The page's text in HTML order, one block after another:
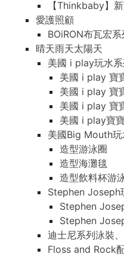
【Thinkbaby】
愛護照顧
BOiRON布瓦宏
晴天雨天太陽天
美國 i play玩水
美國 i play 寶
美國 i play 寶
美國 i play 寶
美國 i play寶
美國Big Mouth玩
造型游泳圈
造型海灘毯
造型飲料杯游
Stephen Joseph
Stephen
Stephen
迪士尼系列泳裝
Floss and Rock
【Thinkbaby】
愛護照顧
BOiRON布瓦宏
晴天雨天太陽天
美國 i play玩水
美國 i play 寶
美國 i play 寶
美國 i play 寶
美國 i play寶
美國Big Mouth玩
造型游泳圈
造型海灘毯
造型飲料杯游
Stephen Joseph
Stephen
Stephen
迪士尼系列泳裝
Floss and Rock